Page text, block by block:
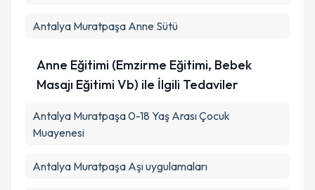
Antalya Muratpaşa Anne Sütü
Anne Eğitimi (Emzirme Eğitimi, Bebek
Masajı Eğitimi Vb) ile İlgili Tedaviler
Antalya Muratpaşa 0-18 Yaş Arası Çocuk
Muayenesi
Antalya Muratpaşa Aşı uygulamaları